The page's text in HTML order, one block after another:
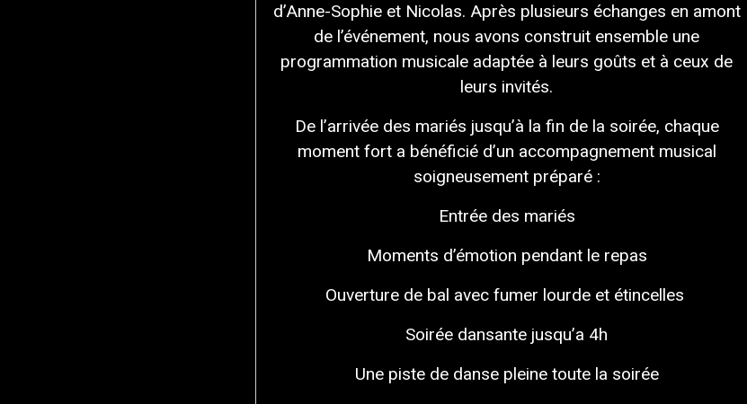
d’Anne-Sophie et Nicolas. Après plusieurs échanges en amont
de l’événement, nous avons construit ensemble une
programmation musicale adaptée à leurs goûts et à ceux de
leurs invités.
De l’arrivée des mariés jusqu’à la fin de la soirée, chaque
moment fort a bénéficié d’un accompagnement musical
soigneusement préparé :
Entrée des mariés
Moments d’émotion pendant le repas
Ouverture de bal avec fumer lourde et étincelles
Soirée dansante jusqu’a 4h
Une piste de danse pleine toute la soirée